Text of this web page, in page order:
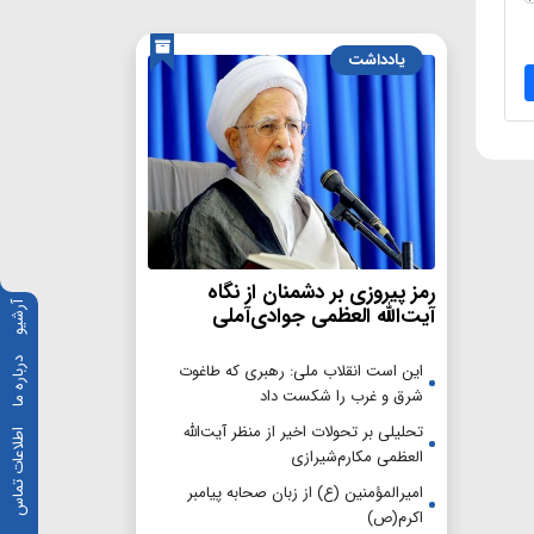
آرشیو
درباره ما
اطلاعات تماس
یادداشت
رمز پیروزی بر دشمنان از نگاه
آیت‌الله العظمی جوادی‌آملی
این است انقلاب ملی: رهبری که طاغوت
شرق و غرب را شکست داد
تحلیلی بر تحولات اخیر از منظر آیت‌الله
العظمی مکارم‌شیرازی
امیرالمؤمنین (ع) از زبان صحابه پیامبر
اکرم(ص)